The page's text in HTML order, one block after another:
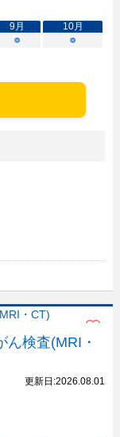
9月 10月
○ ○
検査(MRI・
更新日:2026.08.01